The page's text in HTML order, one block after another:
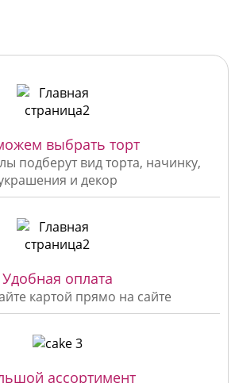
выбрать торт
подберут вид торта, начинку,
и декор
Удобная оплата
картой прямо на сайте
ассортимент